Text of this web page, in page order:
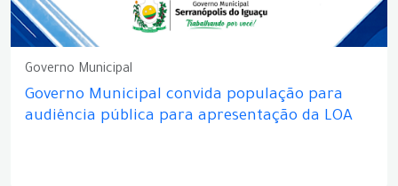
Governo Municipal
Governo Municipal convida população para
audiência pública para apresentação da LOA